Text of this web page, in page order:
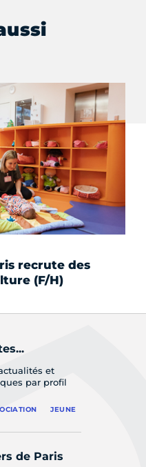
recrute des
(F/H)
et
par profil
JEUNE
de Paris